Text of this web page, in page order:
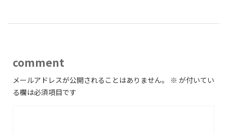
comment
メールアドレスが公開されることはありません。 ※ が付いてい
る欄は必須項目です